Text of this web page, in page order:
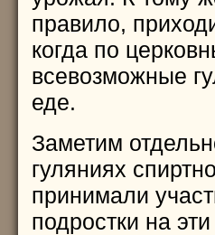
правило,
когда по
всевозможные
еде.
Заметим
гуляниях
принимали
подростки на